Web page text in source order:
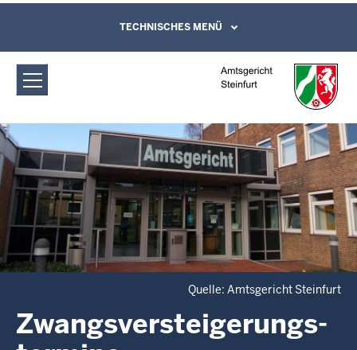
Amtsgericht Steinfurt:
Zwangsversteigerungs­termine
Direkt zum Inhalt
Leichte Sprache, Gebärdensprachenvideo
und Kontaktformular
TECHNISCHES MENÜ
Quelle: Amtsgericht Steinfurt
Zwangsversteigerungs­